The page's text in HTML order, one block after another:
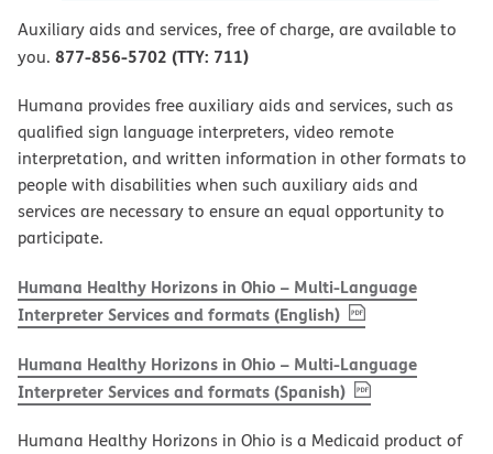
Auxiliary aids and services, free of charge, are available to
you. 877-856-5702 (TTY: 711)
Humana provides free auxiliary aids and services, such as
qualified sign language interpreters, video remote
interpretation, and written information in other formats to
people with disabilities when such auxiliary aids and
services are necessary to ensure an equal opportunity to
participate.
Humana Healthy Horizons in Ohio – Multi-Language
Interpreter Services and formats (English), PDF(opens in new
Humana Healthy Horizons in Ohio – Multi-Language
Interpreter Services and formats (Spanish), PDF(opens in new
Humana Healthy Horizons in Ohio is a Medicaid product of